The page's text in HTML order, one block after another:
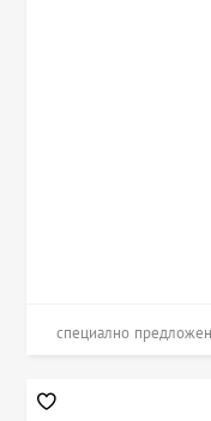
специално